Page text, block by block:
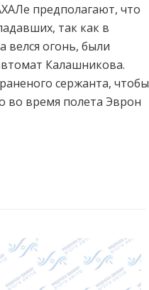
предполагают, что
так как в
велся огонь, были
Калашникова.
сержанта, чтобы
во время полета Эврон